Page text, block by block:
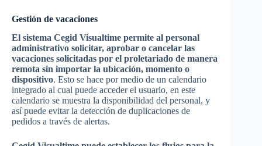
Gestión de vacaciones
El sistema Cegid Visualtime permite al personal
administrativo solicitar, aprobar o cancelar las
vacaciones solicitadas por el proletariado de manera
remota sin importar la ubicación, momento o
dispositivo. Esto se hace por medio de un calendario
integrado al cual puede acceder el usuario, en este
calendario se muestra la disponibilidad del personal, y
así puede evitar la detección de duplicaciones de
pedidos a través de alertas.